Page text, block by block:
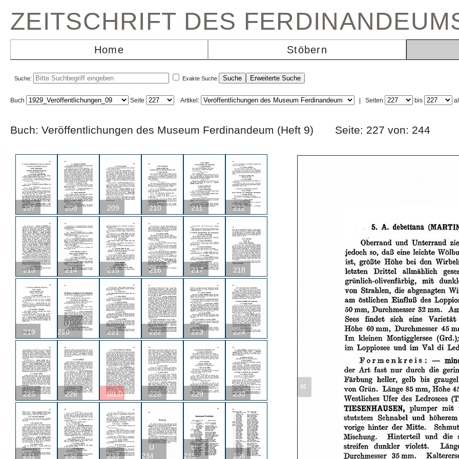
ZEITSCHRIFT DES
Home Stöbern
Suche: Exakte Suche
Buch Seite Artikel: Seiten bis
Buch: Veröffentlichungen des Museum Ferdinandeum (Heft 9) Seite: 227 von: 244
207 208 209 210 211 212
213 214 215 216 217 218
219
U
220
221 222 223 224
225 226 BILD 228 229 230
231 232 233
U
234
U
235
236
«